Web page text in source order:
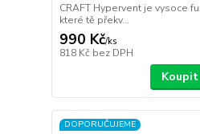
CRAFT Hypervent je vysoce
které tě překv...
990 Kč/ks
818 Kč bez DPH
Koupit
DOPORUČUJEME